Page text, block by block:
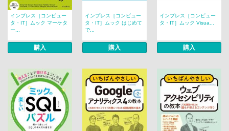
インプレス［コンピュー
タ・IT］ムック マーケタ
ー...
購入
インプレス［コンピュー
タ・IT］ムック はじめて
で...
購入
インプレス［コンピュー
タ・IT］ムック Visua...
購入